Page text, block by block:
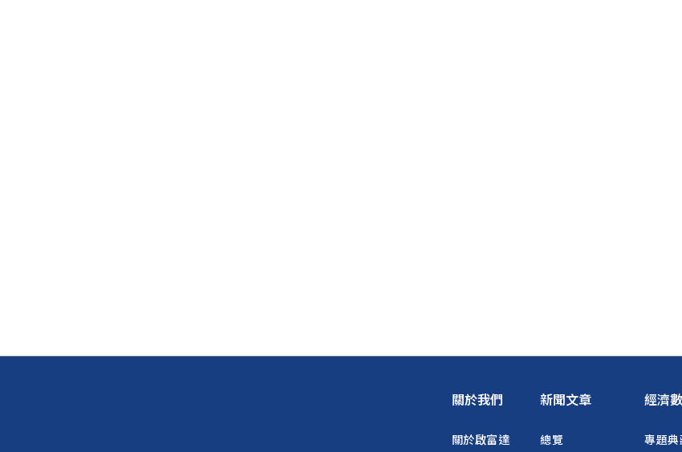
關於我們
關於啟富達
新聞文章
總覽
經濟
專題典